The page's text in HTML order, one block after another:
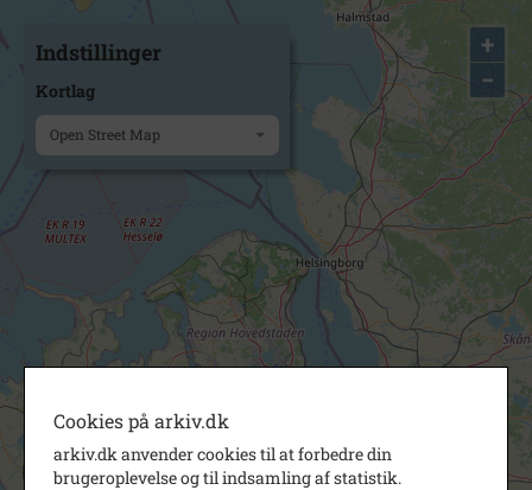
+
−
Indstillinger
Kortlag
Open Street Map
Cookies på arkiv.dk
arkiv.dk anvender cookies til at forbedre din
brugeroplevelse og til indsamling af statistik.